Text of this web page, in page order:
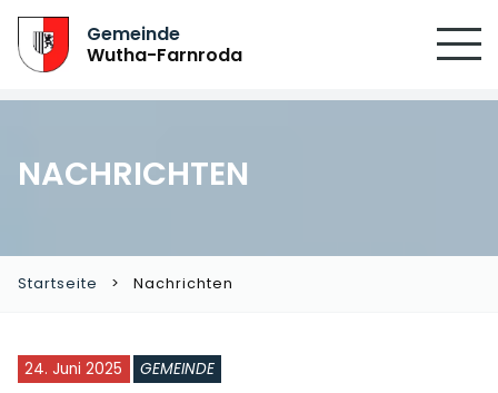
Gemeinde
Wutha-Farnroda
NACHRICHTEN
Startseite Nachrichten
24. Juni 2025 GEMEINDE